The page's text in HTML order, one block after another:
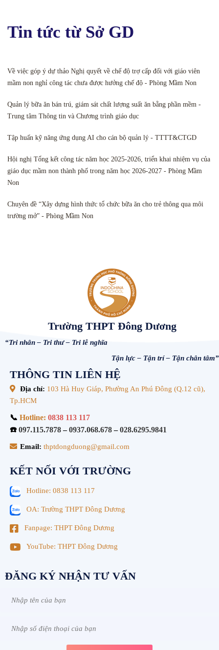
Tin tức từ Sở GD
Về việc góp ý dự thảo Nghị quyết về chế độ trợ cấp đối với giáo viên
mầm non nghỉ công tác chưa được hưởng chế độ - Phòng Mầm Non
Quản lý bữa ăn bán trú, giám sát chất lượng suất ăn bằng phần mềm -
Trung tâm Thông tin và Chương trình giáo dục
Tập huấn kỹ năng ứng dụng AI cho cán bộ quản lý - TTTT&CTGD
Hội nghị Tổng kết công tác năm học 2025-2026, triển khai nhiệm vụ của
giáo dục mầm non thành phố trong năm học 2026-2027 - Phòng Mầm
Non
Chuyên đề “Xây dựng hình thức tổ chức bữa ăn cho trẻ thông qua môi
trường mở” - Phòng Mầm Non
Trường THPT Đông Dương
“Tri nhân – Tri thư – Tri lễ nghĩa
Tận lực – Tận trí – Tận chân tâm”
THÔNG TIN LIÊN HỆ
Địa chỉ: 103 Hà Huy Giáp, Phường An Phú Đông (Q.12 cũ),
Tp.HCM
📞 Hotline: 0838 113 117
☎️ 097.115.7878–0937.068.678–028.6295.9841
Email: thptdongduong@gmail.com
KẾT NỐI VỚI TRƯỜNG
Hotline: 0838 113 117
OA: Trường THPT Đông Dương
Fanpage: THPT Đông Dương
YouTube: THPT Đông Dương
ĐĂNG KÝ NHẬN TƯ VẤN